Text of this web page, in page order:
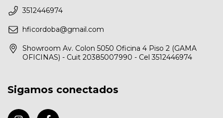
3512446974
hficordoba@gmail.com
Showroom Av. Colon 5050 Oficina 4 Piso 2 (GAMA
OFICINAS) - Cuit 20385007990 - Cel 3512446974
Sigamos conectados